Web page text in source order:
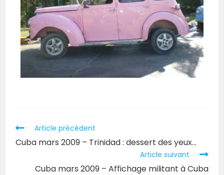
Article précédent
Cuba mars 2009 – Trinidad : dessert des yeux…
Article suivant
Cuba mars 2009 – Affichage militant à Cuba